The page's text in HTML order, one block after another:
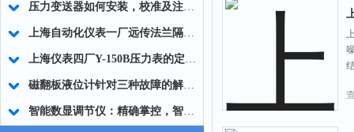
压力变送器如何安装，校准及注意事项
上海自动化仪表一厂远传法兰隔膜压力变送器特点及应用
上海仪表四厂Y-150B压力表的定义与功能
磁翻板液位计针对三种故障的解决方案
智能数显调节仪：精确掌控，智能制造